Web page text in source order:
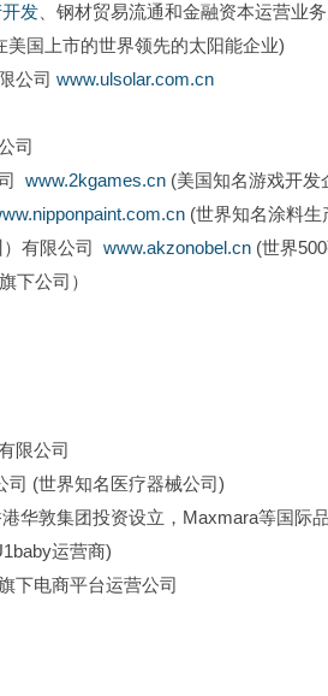
开发 、钢材贸易流通和金融资本运营业
国上市的世界领先的太阳能企业)
公司 www.ulsolar.com.cn
司
www.2kgames.cn (美国知名游戏开发
(世界知名涂料生
有限公司 www.akzonobel.cn (世界
下公司）
限公司
司 (世界知名医疗器械公司)
华敦集团投资设立，Maxmara等国际
运营商)
下电商平台运营公司